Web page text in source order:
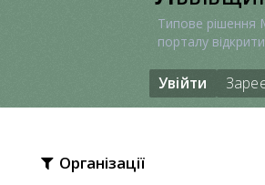
Типове рішення
порталу
Увійти
Організації